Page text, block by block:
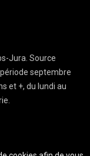
Jura. Source
septembre
et +, du lundi au